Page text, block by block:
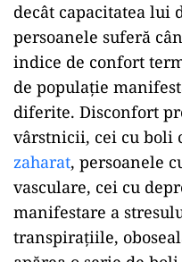
decât capacitatea lui
persoanele suferă
indice de confort
de populație
diferite. Disconfort
vârstnicii, cei cu boli
zaharat, persoanele
vasculare, cei cu
manifestare a
transpirațiile,